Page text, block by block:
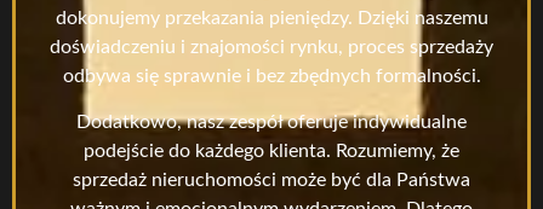
dokonujemy przekazania pieniędzy. Dzięki naszemu
doświadczeniu i znajomości rynku, proces sprzedaży
odbywa się sprawnie i bez zbędnych formalności.
Dodatkowo, nasz zespół oferuje indywidualne
podejście do każdego klienta. Rozumiemy, że
sprzedaż nieruchomości może być dla Państwa